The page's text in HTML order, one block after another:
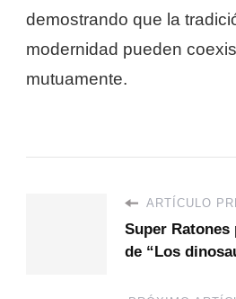
demostrando que la
modernidad pueden
mutuamente.
ARTÍCULO
Super
de “Los